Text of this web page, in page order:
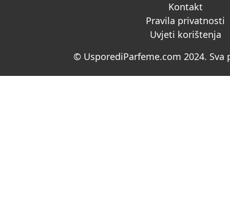
Kontakt
Pravila privatnosti
Uvjeti korištenja
© UsporediParfeme.com 2024. Sva